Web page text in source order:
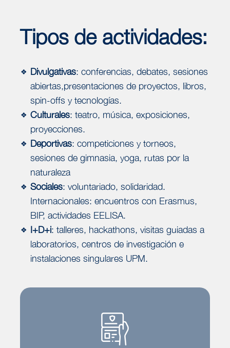
Tipos de actividades:
❖ Divulgativas: conferencias, debates, sesiones
abiertas,presentaciones de proyectos, libros,
spin-offs y tecnologías.
❖ Culturales: teatro, música, exposiciones,
proyecciones.
❖ Deportivas: competiciones y torneos,
sesiones de gimnasia, yoga, rutas por la
naturaleza
❖ Sociales: voluntariado, solidaridad.
Internacionales: encuentros con Erasmus,
BIP, actividades EELISA.
❖ I+D+i: talleres, hackathons, visitas guiadas a
laboratorios, centros de investigación e
instalaciones singulares UPM.